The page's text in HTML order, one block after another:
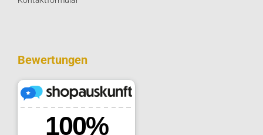
Bewertungen